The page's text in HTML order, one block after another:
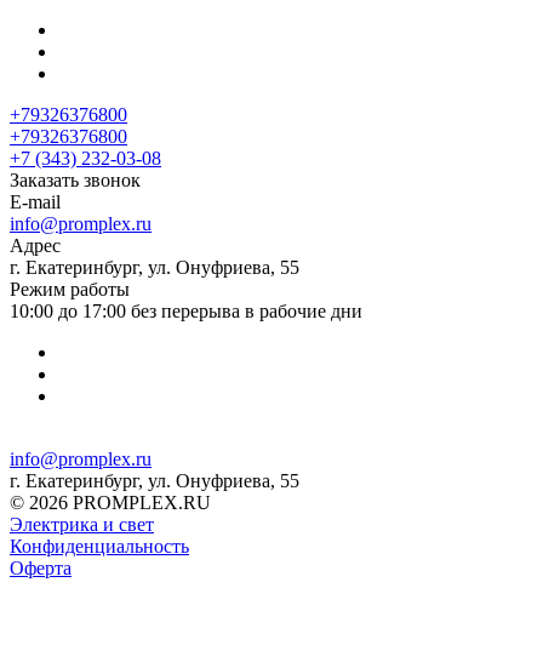
+79326376800
+79326376800
+7 (343) 232-03-08
Заказать звонок
E-mail
info@promplex.ru
Адрес
г. Екатеринбург, ул. Онуфриева, 55
Режим работы
10:00 до 17:00 без перерыва в рабочие дни
info@promplex.ru
г. Екатеринбург, ул. Онуфриева, 55
© 2026 PROMPLEX.RU
Электрика и свет
Конфиденциальность
Оферта